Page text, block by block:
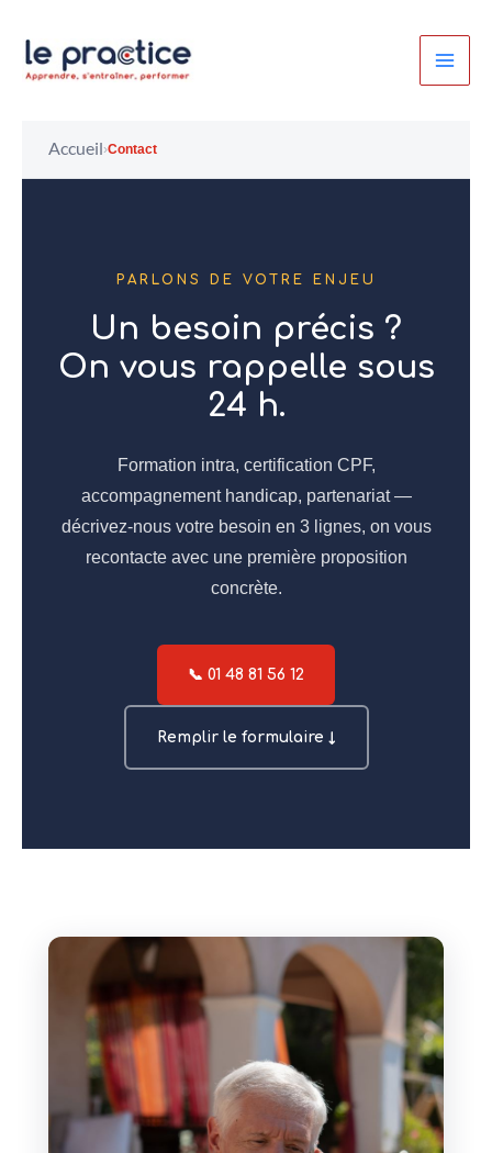
contenu
Accueil›Contact
PARLONS DE VOTRE ENJEU
Un besoin précis ?
On vous rappelle sous
24 h.
Formation intra, certification CPF,
accompagnement handicap, partenariat —
décrivez-nous votre besoin en 3 lignes, on vous
recontacte avec une première proposition
concrète.
📞 01 48 81 56 12
Remplir le formulaire ↓